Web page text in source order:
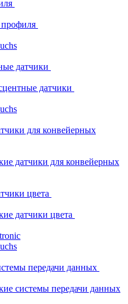
датчики
датчики
для конвейерных
датчики для конвейерных
цвета
датчики цвета
передачи данных
системы передачи данных